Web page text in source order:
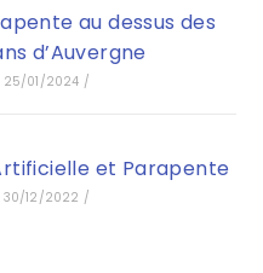
au dessus des
d’Auvergne
25/01/2024 /
et Parapente
30/12/2022 /